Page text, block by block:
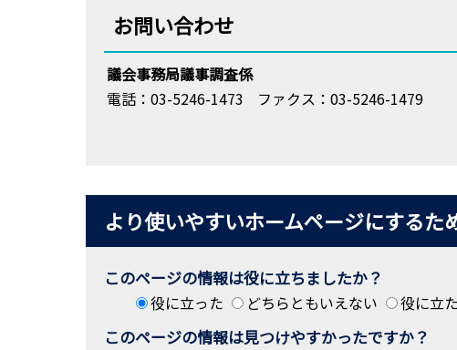
お問い合わせ
議会事務局議事調査係
電話：03-5246-1473
ファクス：03-5246-1479
より使いやすいホームページにするた
このページの情報は役に立ちましたか？
役に立った どちらともいえない 役に立
このページの情報は見つけやすかったですか？